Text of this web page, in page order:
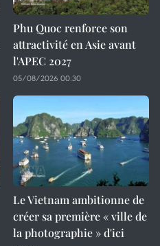
Phu Quoc renforce son
attractivité en Asie avant
l'APEC 2027
05/08/2026 00:30
Le Vietnam ambitionne de
créer sa première « ville de
la photographie » d'ici